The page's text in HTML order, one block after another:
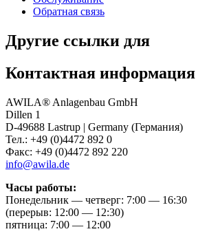
Обратная связь
Другие ссылки для
Контактная информация
AWILA® Anlagenbau GmbH
Dillen 1
D-49688 Lastrup | Germany (Германия)
Тел.: +49 (0)4472 892 0
Факс: +49 (0)4472 892 220
info@awila.de
Часы работы:
Понедельник — четверг: 7:00 — 16:30
(перерыв: 12:00 — 12:30)
пятница: 7:00 — 12:00